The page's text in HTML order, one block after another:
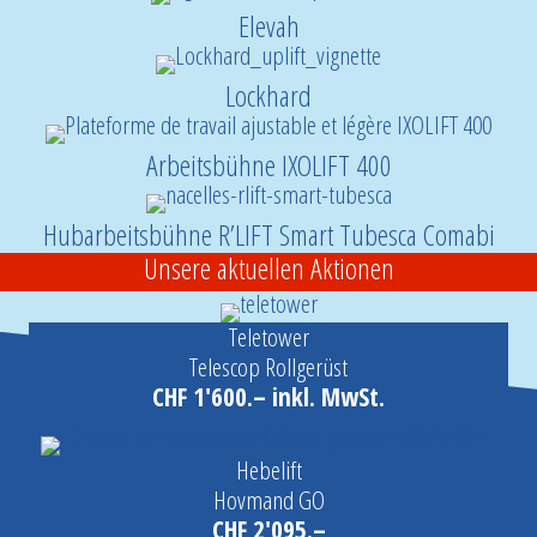
Elevah
Lockhard
Arbeitsbühne IXOLIFT 400
Hubarbeitsbühne R’LIFT Smart Tubesca Comabi
Unsere aktuellen Aktionen
Teletower
Telescop Rollgerüst
CHF 1'600.– inkl. MwSt.
Hebelift
Hovmand GO
CHF 2'095.–